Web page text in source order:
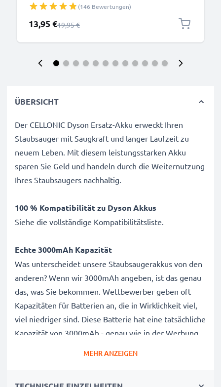
(146 Bewertungen)
Sonderpreis
13,95 €Regulärer Preis
19,95 €
ÜBERSICHT
Der CELLONIC Dyson Ersatz-Akku erweckt Ihren
Staubsauger mit Saugkraft und langer Laufzeit zu
neuem Leben. Mit diesem leistungsstarken Akku
sparen Sie Geld und handeln durch die Weiternutzung
Ihres Staubsaugers nachhaltig.
100 % Kompatibilität zu DysonAkkus
Siehe die vollständige Kompatibilitätsliste.
Echte 3000mAh Kapazität
Was unterscheidet unsere Staubsaugerakkus von den
anderen? Wenn wir 3000mAh angeben, ist das genau
das, was Sie bekommen. Wettbewerber geben oft
Kapazitäten für Batterien an, die in Wirklichkeit viel,
viel niedriger sind. Diese Batterie hat eine tatsächliche
Kapazität von 3000mAh - genau wie in der Werbung
MEHR ANZEIGEN